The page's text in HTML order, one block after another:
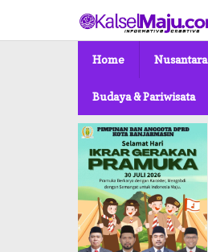
konten
Home Nusantara
Budaya & Pariwisata